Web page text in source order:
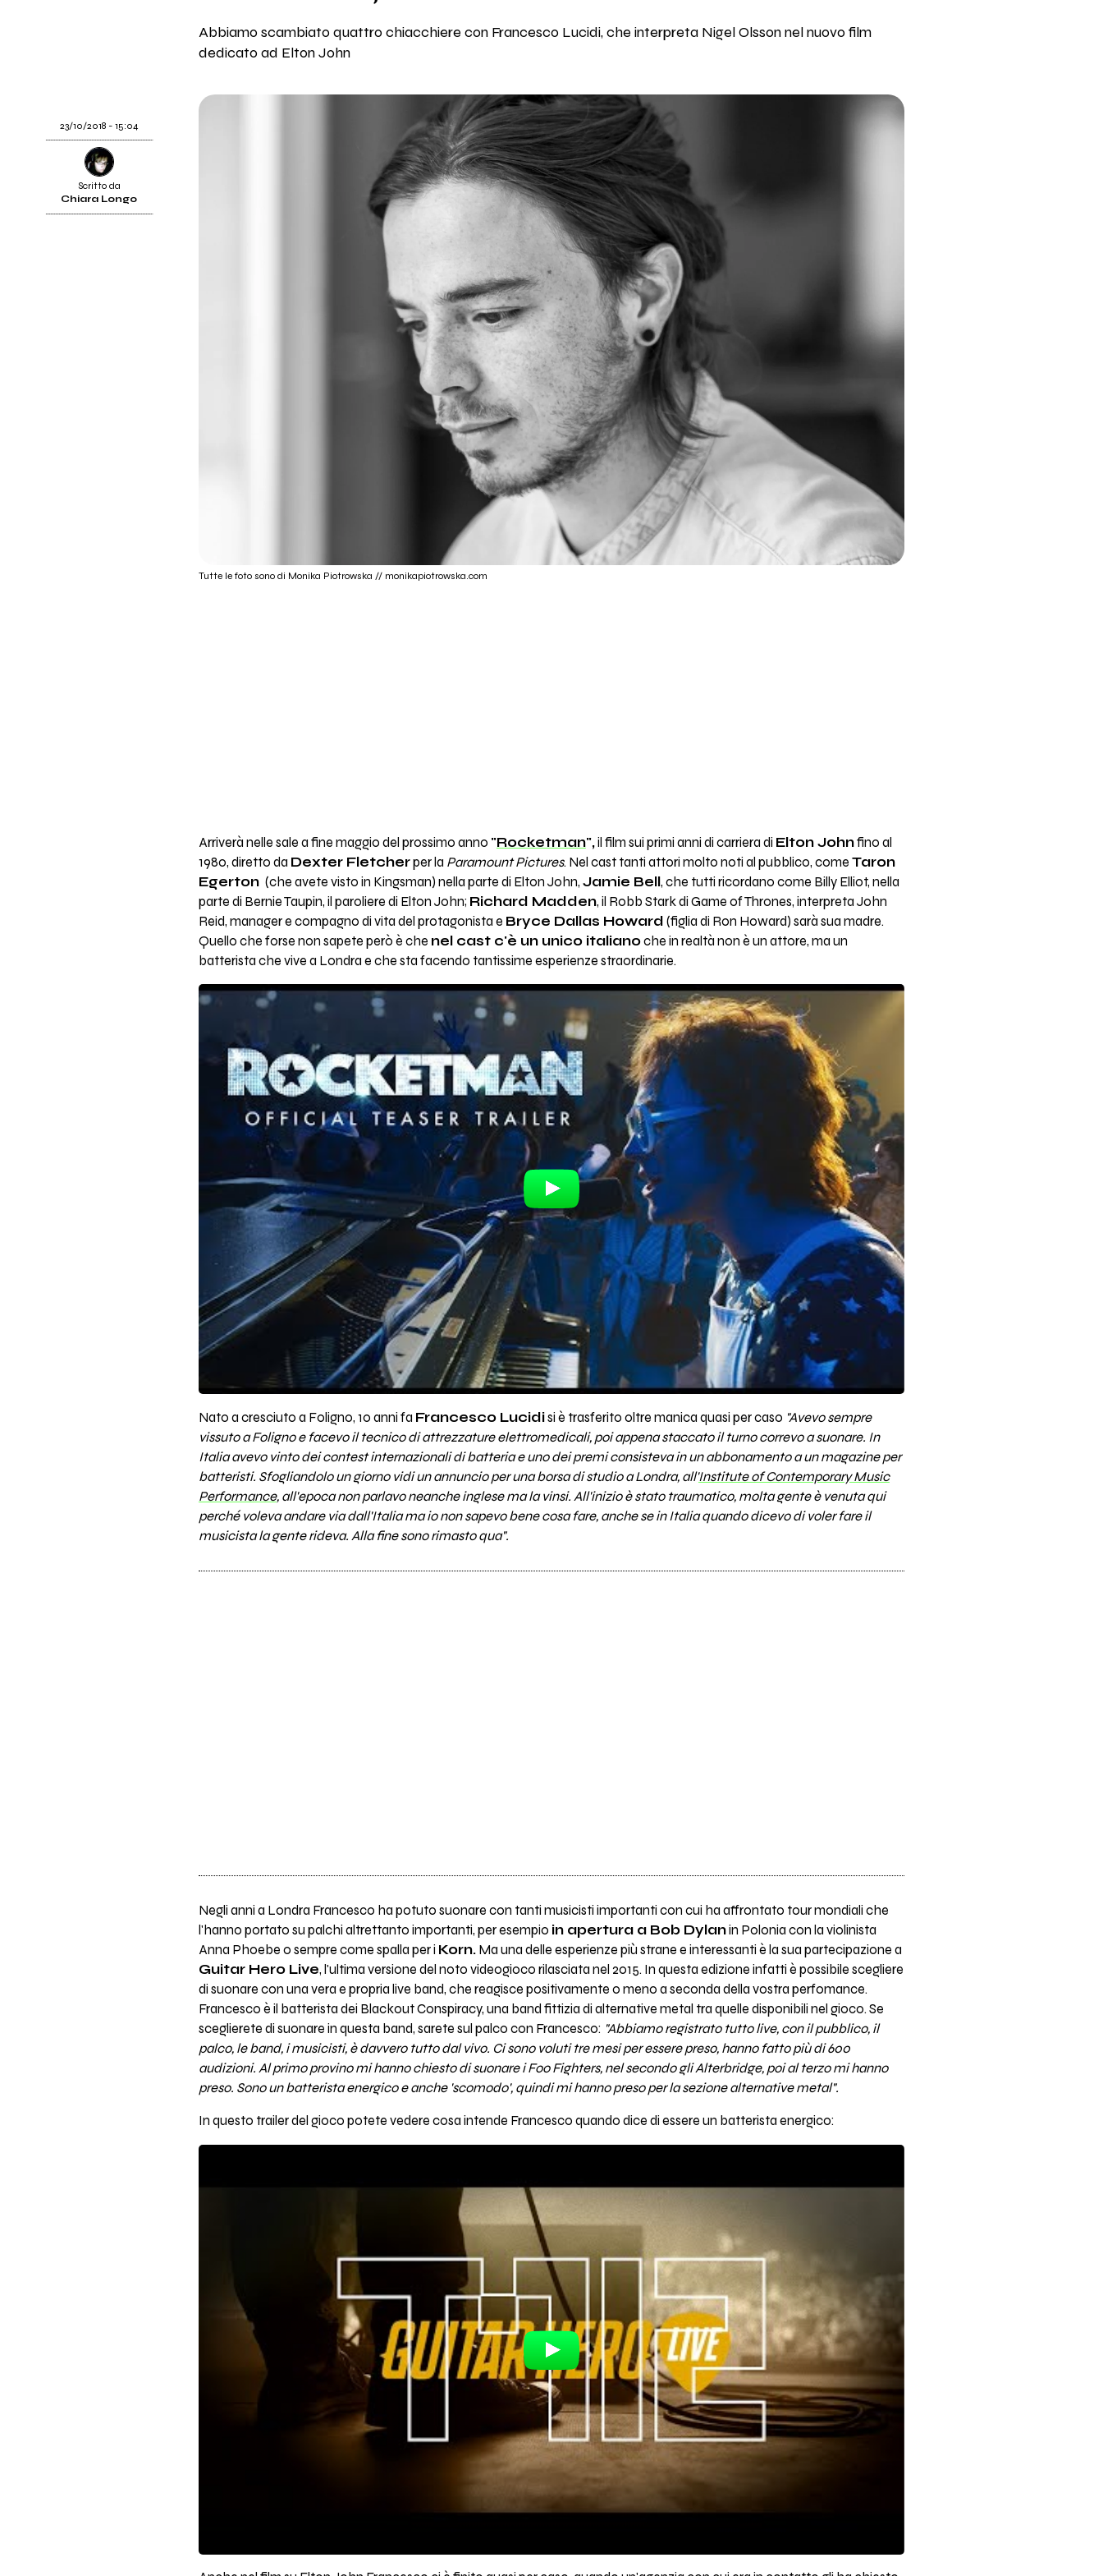
Abbiamo scambiato quattro chiacchiere con Francesco Lucidi, che interpreta Nigel Olsson nel nuovo film
dedicato ad Elton John
Tutte le foto sono di Monika Piotrowska // monikapiotrowska.com
23/10/2018 - 15:04
Scritto da
Chiara Longo
Arriverà nelle sale a fine maggio del prossimo anno "Rocketman",il film sui primi anni di carriera di Elton Johnfino al
1980, diretto da Dexter Fletcherper la Paramount Pictures. Nel cast tanti attori molto noti al pubblico, come Taron
Egerton (che avete visto in Kingsman) nella parte di Elton John, Jamie Bell, che tutti ricordano come Billy Elliot, nella
parte di Bernie Taupin, il paroliere di Elton John; Richard Madden, il Robb Stark di Game of Thrones, interpreta John
Reid, manager e compagno di vita del protagonista e Bryce Dallas Howard (figlia di Ron Howard) sarà sua madre.
Quello che forse non sapete però è che nel cast c'è un unico italianoche in realtà non è un attore, ma un
batterista che vive a Londra e che sta facendo tantissime esperienze straordinarie.
Nato a cresciuto a Foligno, 10 anni fa Francesco Lucidisi è trasferito oltre manica quasi per caso "Avevo sempre
vissuto a Foligno e facevo il tecnico di attrezzature elettromedicali, poi appena staccato il turno correvo a suonare. In
Italia avevo vinto dei contest internazionali di batteria e uno dei premi consisteva in un abbonamento a un magazine per
batteristi. Sfogliandolo un giorno vidi un annuncio per una borsa di studio a Londra, all'Institute of Contemporary Music
Performance, all'epoca non parlavo neanche inglese ma la vinsi. All'inizio è stato traumatico, molta gente è venuta qui
perché voleva andare via dall'Italia ma io non sapevo bene cosa fare, anche se in Italia quando dicevo di voler fare il
musicista la gente rideva. Alla fine sono rimasto qua".
Negli anni a Londra Francesco ha potuto suonare con tanti musicisti importanti con cui ha affrontato tour mondiali che
l'hanno portato su palchi altrettanto importanti, per esempio in apertura a Bob Dylanin Polonia con la violinista
Anna Phoebe o sempre come spalla per i Korn.Ma una delle esperienze più strane e interessanti è la sua partecipazione a
Guitar Hero Live, l'ultima versione del noto videogioco rilasciata nel 2015. In questa edizione infatti è possibile scegliere
di suonare con una vera e propria live band, che reagisce positivamente o meno a seconda della vostra perfomance.
Francesco è il batterista dei Blackout Conspiracy, una band fittizia di alternative metal tra quelle disponibili nel gioco. Se
sceglierete di suonare in questa band, sarete sul palco con Francesco: "Abbiamo registrato tutto live, con il pubblico, il
palco, le band, i musicisti, è davvero tutto dal vivo. Ci sono voluti tre mesi per essere preso, hanno fatto più di 600
audizioni. Al primo provino mi hanno chiesto di suonare i Foo Fighters, nel secondo gli Alterbridge, poi al terzo mi hanno
preso. Sono un batterista energico e anche 'scomodo', quindi mi hanno preso per la sezione alternative metal".
In questo trailer del gioco potete vedere cosa intende Francesco quando dice di essere un batterista energico: